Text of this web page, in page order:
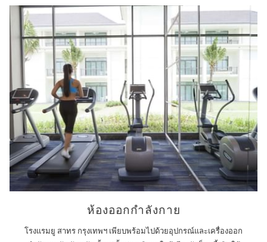
ห้องออกกำลังกาย
โรงแรมยู สาทร กรุงเทพฯ เพียบพร้อมไปด้วยอุปกรณ์และเครื่องออก